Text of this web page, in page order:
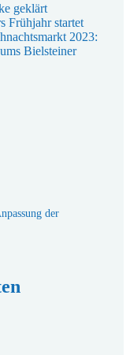
geklärt
Frühjahr startet
2023:
Bielsteiner
der